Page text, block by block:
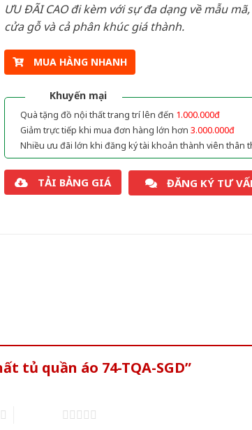
ƯU ĐÃI CAO đi kèm với sự đa dạng về mẫu
cửa gỗ và cả phân khúc giá thành.
MUA HÀNG NHANH
Khuyến mại
Quà tặng đồ nội thất trang trí lên đến 1.000.000đ
Giảm trực tiếp khi mua đơn hàng lớn hơn 3.000.000đ
Nhiều ưu đãi lớn khi đăng ký tài khoản thành viên thân
TẢI BẢNG GIÁ ĐĂNG KÝ TƯ
tủ quần áo 74-TQA-SGD”